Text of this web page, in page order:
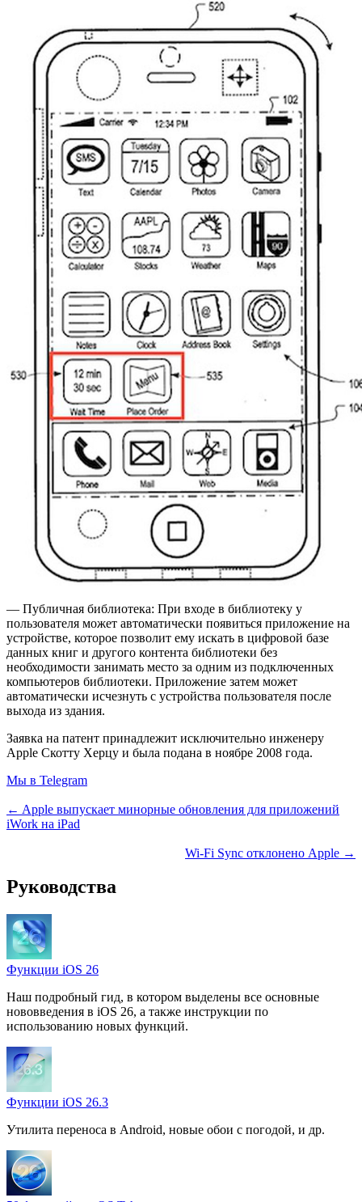
— Публичная библиотека: При входе в библиотеку у
пользователя может автоматически появиться приложение на
устройстве, которое позволит ему искать в цифровой базе
данных книг и другого контента библиотеки без
необходимости занимать место за одним из подключенных
компьютеров библиотеки. Приложение затем может
автоматически исчезнуть с устройства пользователя после
выхода из здания.
Заявка на патент принадлежит исключительно инженеру
Apple Скотту Херцу и была подана в ноябре 2008 года.
Мы в Telegram
← Apple выпускает минорные обновления для приложений
iWork на iPad
Wi-Fi Sync отклонено Apple →
Руководства
Функции iOS 26
Наш подробный гид, в котором выделены все основные
нововведения в iOS 26, а также инструкции по
использованию новых функций.
Функции iOS 26.3
Утилита переноса в Android, новые обои с погодой, и др.